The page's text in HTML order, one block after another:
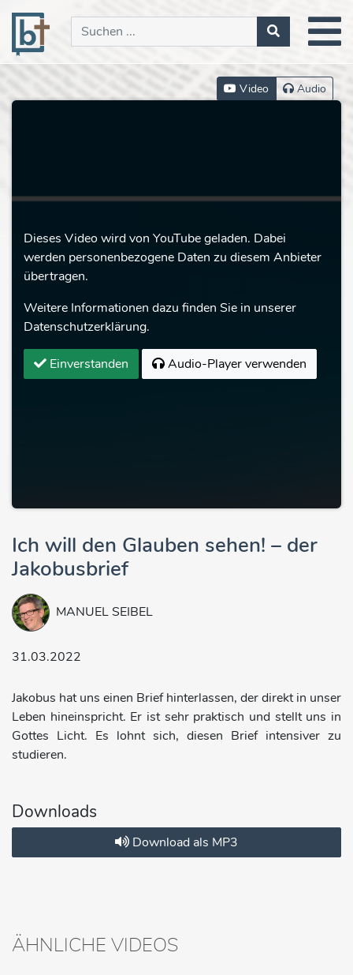
Video Audio
Dieses Video wird von YouTube geladen. Dabei
werden personenbezogene Daten zu diesem Anbieter
übertragen.
Weitere Informationen dazu finden Sie in unserer
Datenschutzerklärung.
Einverstanden Audio-Player verwenden
Ich will den Glauben sehen! – der
Jakobusbrief
MANUEL SEIBEL
31.03.2022
Jakobus hat uns einen Brief hinterlassen, der direkt in unser
Leben hineinspricht. Er ist sehr praktisch und stellt uns in
Gottes Licht. Es lohnt sich, diesen Brief intensiver zu
studieren.
Downloads
Download als MP3
ÄHNLICHE VIDEOS